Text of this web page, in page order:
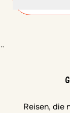
¨
Reisen, die